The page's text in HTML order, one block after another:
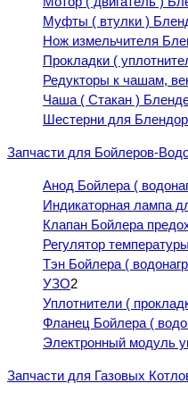
Муфты ( втулки )
Нож измельчителя
Прокладки (
Редукторы к чашам,
Чаша ( Стакан )
Шестерни для
Запчасти для Бойлеров-
Анод Бойлера (
Индикаторная лампа
Клапан Бойлера
Регулятор
Тэн Бойлера (
УЗО2
Уплотнители (
Фланец Бойлера (
Электронный модуль
Запчасти для Газовых